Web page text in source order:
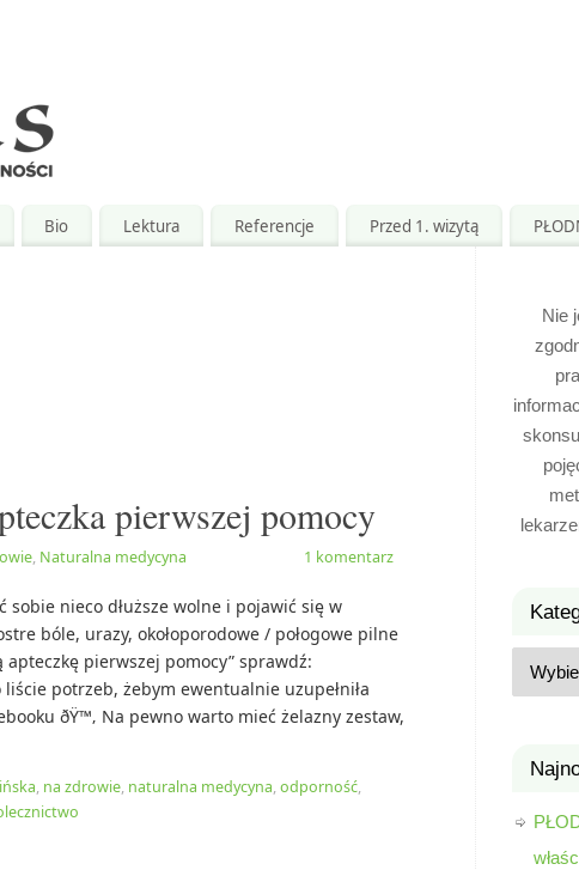
Bio Lektura Referencje Przed 1. wizytą
pierwszej pomocy
, Naturalna medycyna 1 komentarz
nieco dłuższe wolne i pojawić się w
bóle, urazy, okołoporodowe / połogowe pilne
pierwszej pomocy” sprawdź:
potrzeb, żebym ewentualnie uzupełniła
ðŸ™‚ Na pewno warto mieć żelazny zestaw,
, na zdrowie, naturalna medycyna,odporność,
Nie